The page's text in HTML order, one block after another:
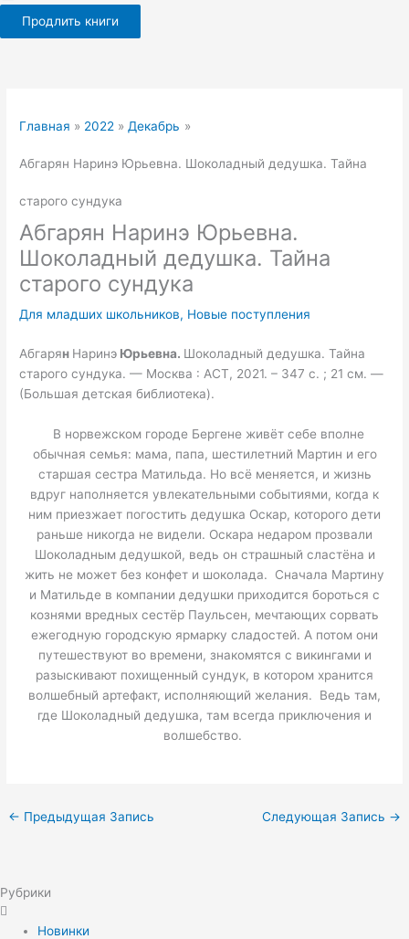
Продлить книги
Главная 2022 Декабрь
Абгарян Наринэ Юрьевна. Шоколадный дедушка. Тайна
старого сундука
Абгарян Наринэ Юрьевна.
Шоколадный дедушка. Тайна
старого сундука
Для младших школьников, Новые поступления
Абгарян Наринэ Юрьевна. Шоколадный дедушка. Тайна
старого сундука. — Москва : АСТ, 2021. – 347 с. ; 21 см. —
(Большая детская библиотека).
В норвежском городе Бергене живёт себе вполне
обычная семья: мама, папа, шестилетний Мартин и его
старшая сестра Матильда. Но всё меняется, и жизнь
вдруг наполняется увлекательными событиями, когда к
ним приезжает погостить дедушка Оскар, которого дети
раньше никогда не видели. Оскара недаром прозвали
Шоколадным дедушкой, ведь он страшный сластёна и
жить не может без конфет и шоколада. Сначала Мартину
и Матильде в компании дедушки приходится бороться с
кознями вредных сестёр Паульсен, мечтающих сорвать
ежегодную городскую ярмарку сладостей. А потом они
путешествуют во времени, знакомятся с викингами и
разыскивают похищенный сундук, в котором хранится
волшебный артефакт, исполняющий желания. Ведь там,
где Шоколадный дедушка, там всегда приключения и
волшебство.
← Предыдущая Запись Следующая Запись →
Рубрики
Новинки